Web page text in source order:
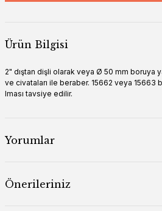
Ürün Bilgisi
2" dıştan dişli olarak veya Ø 50 mm boruya
ve civataları ile beraber. 15662 veya 15663
lması tavsiye edilir.
Yorumlar
Önerileriniz